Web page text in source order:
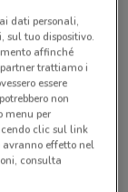
dati personali,
sul tuo dispositivo.
affinché
trattiamo i
essere
non
menu per
clic sul link
effetto nel
consulta